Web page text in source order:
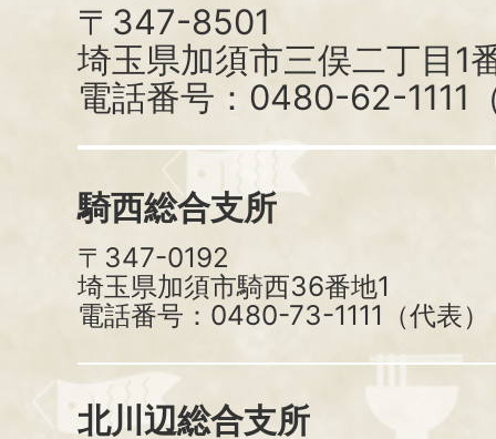
〒347-8501
埼玉県加須市三俣二丁目1
電話番号：0480-62-1111
騎西総合支所
〒347-0192
埼玉県加須市騎西36番地1
電話番号：0480-73-1111（代表）
北川辺総合支所